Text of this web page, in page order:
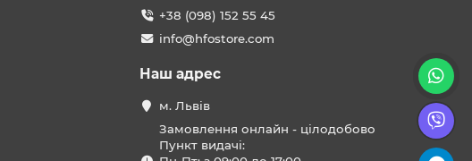
+38 (098) 152 55 45
info@hfostore.com
Наш адрес
м. Львів
Замовлення онлайн - цілодобово
Пункт видачі: